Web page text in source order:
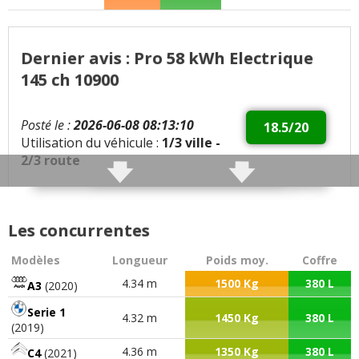
Dernier avis : Pro 58 kWh Electrique
145 ch 10900
18.5/20
Posté le :2026-06-08 08:13:10
Utilisation du véhicule : 1/3 ville -
2/3 route
Défauts :
un peu raide et autonomie
Autonomie moyenne :
14 kw/h
Problèmes rencontrés :
ras
Les concurrentes
Modèles Longueur Poids moy.
Coffre
A3 (2020) 4.34 m 1500 Kg
380 L
Serie 1
(2019)
4.32 m 1450 Kg 380 L
C4(2021) 4.36 m 1350 Kg
380 L